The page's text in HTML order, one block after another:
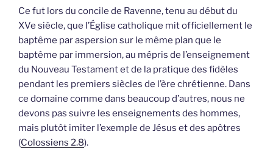
Ce fut lors du concile de Ravenne, tenu au début du
XVe siècle, que l’Église catholique mit officiellement le
baptême par aspersion sur le même plan que le
baptême par immersion, au mépris de l’enseignement
du Nouveau Testament et de la pratique des fidèles
pendant les premiers siècles de l’ère chrétienne. Dans
ce domaine comme dans beaucoup d’autres, nous ne
devons pas suivre les enseignements des hommes,
mais plutôt imiter l’exemple de Jésus et des apôtres
(Colossiens 2.8).